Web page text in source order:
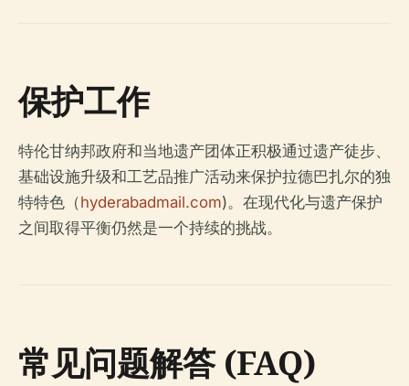
保护工作
特伦甘纳邦政府和当地遗产团体正积极通过遗产徒步、
基础设施升级和工艺品推广活动来保护拉德巴扎尔的独
特特色（hyderabadmail.com)。在现代化与遗产保护
之间取得平衡仍然是一个持续的挑战。
常见问题解答 (FAQ)